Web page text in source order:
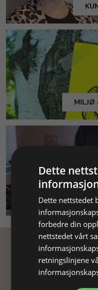
MILJØ
Få
Dette
Dette nettstedet
forbedre din
nettstedet vårt
retningslinjene